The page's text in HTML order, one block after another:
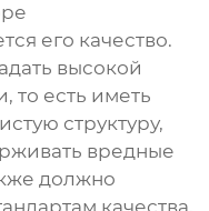
его качество.
высокой
то есть иметь
структуру,
вредные
должно